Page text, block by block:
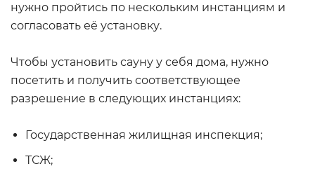
нужно пройтись по нескольким инстанциям и
согласовать её установку.
Чтобы установить сауну у себя дома, нужно
посетить и получить соответствующее
разрешение в следующих инстанциях:
Государственная жилищная инспекция;
ТСЖ;